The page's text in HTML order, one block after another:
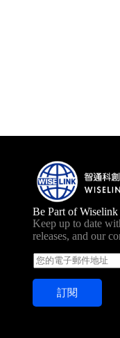
Be Part of Wiselink
Keep up to date
releases, and our
E
m
a
l
訂閱